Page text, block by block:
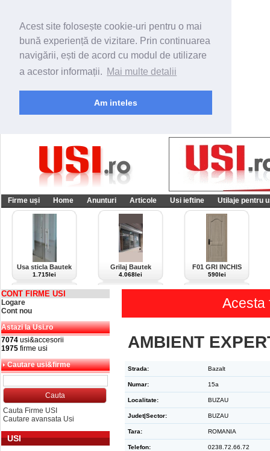
Acest site folosește cookie-uri pentru o mai
bună experiență de vizitare. Prin continuarea
navigării, ești de acord cu modul de utilizare
a acestor informații. Mai multe detalii
Am inteles
Firme uși Home Anunturi Articole Usi ieftine Utilaje pentru
Usa sticla Bautek
1.715lei
Grilaj Bautek
4.068lei
F01 GRI INCHIS
590lei
CONT FIRME USI
Logare
Cont nou
Astazi la Usi.ro
7074 usi&accesorii
1975 firme usi
Cautare usi&firme
Cauta Firme USI
Cautare avansata Usi
USI
Acesta
AMBIENT
Strada: Bazalt
Numar: 15a
Localitate: BUZAU
Judet|Sector: BUZAU
Tara: ROMANIA
Telefon: 0238.72.66.72